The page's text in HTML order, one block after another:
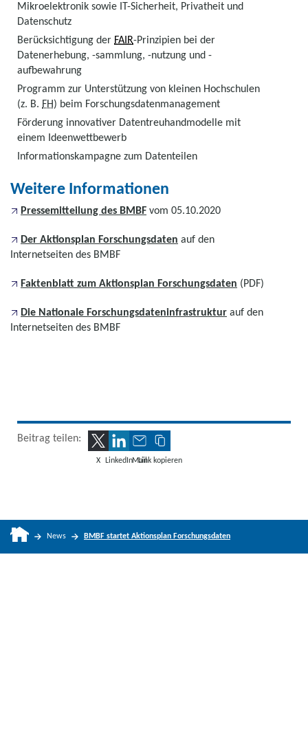
Mikroelektronik sowie IT-Sicherheit, Privatheit und
Datenschutz
Berücksichtigung der FAIR-Prinzipien bei der
Datenerhebung, -sammlung, -nutzung und -
aufbewahrung
Programm zur Unterstützung von kleinen Hochschulen
(z. B. FH) beim Forschungsdatenmanagement
Förderung innovativer Datentreuhandmodelle mit
einem Ideenwettbewerb
Informationskampagne zum Datenteilen
Weitere Informationen
Pressemitteilung des BMBF vom 05.10.2020
Der Aktionsplan Forschungsdaten auf den
Internetseiten des BMBF
Faktenblatt zum Aktionsplan Forschungsdaten (PDF)
Die Nationale Forschungsdateninfrastruktur auf den
Internetseiten des BMBF
Beitrag teilen:
X LinkedInMailLink kopieren
News BMBF startet Aktionsplan Forschungsdaten